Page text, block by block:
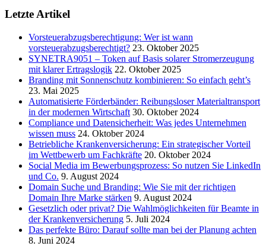
Letzte Artikel
Vorsteuerabzugsberechtigung: Wer ist wann
vorsteuerabzugsberechtigt? 23. Oktober 2025
SYNETRA9051 – Token auf Basis solarer Stromerzeugung
mit klarer Ertragslogik 22. Oktober 2025
Branding mit Sonnenschutz kombinieren: So einfach geht’s
23. Mai 2025
Automatisierte Förderbänder: Reibungsloser Materialtransport
in der modernen Wirtschaft 30. Oktober 2024
Compliance und Datensicherheit: Was jedes Unternehmen
wissen muss 24. Oktober 2024
Betriebliche Krankenversicherung: Ein strategischer Vorteil
im Wettbewerb um Fachkräfte 20. Oktober 2024
Social Media im Bewerbungsprozess: So nutzen Sie LinkedIn
und Co. 9. August 2024
Domain Suche und Branding: Wie Sie mit der richtigen
Domain Ihre Marke stärken 9. August 2024
Gesetzlich oder privat? Die Wahlmöglichkeiten für Beamte in
der Krankenversicherung 5. Juli 2024
Das perfekte Büro: Darauf sollte man bei der Planung achten
8. Juni 2024